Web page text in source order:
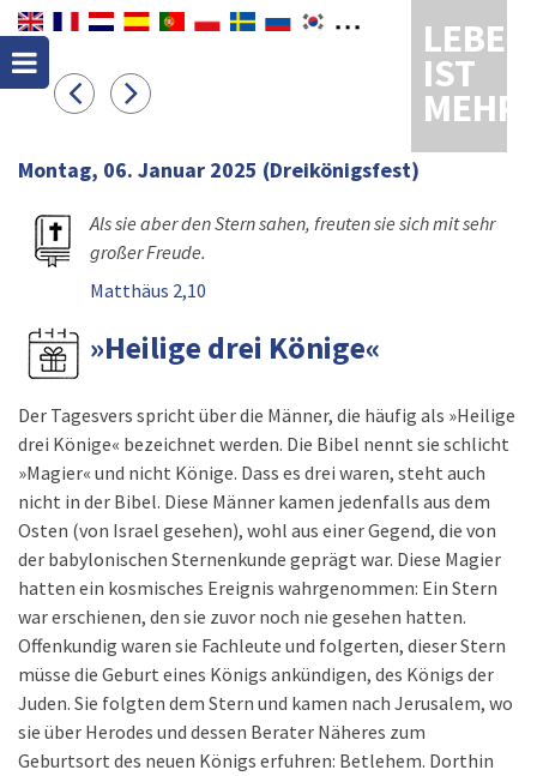
LEBEN
IST
MEHR
Montag, 06. Januar 2025 (Dreikönigsfest)
Als sie aber den Stern sahen, freuten sie sich mit sehr
großer Freude.
Matthäus 2,10
»Heilige drei Könige«
Der Tagesvers spricht über die Männer, die häufig als »Heilige
drei Könige« bezeichnet werden. Die Bibel nennt sie schlicht
»Magier« und nicht Könige. Dass es drei waren, steht auch
nicht in der Bibel. Diese Männer kamen jedenfalls aus dem
Osten (von Israel gesehen), wohl aus einer Gegend, die von
der babylonischen Sternenkunde geprägt war. Diese Magier
hatten ein kosmisches Ereignis wahrgenommen: Ein Stern
war erschienen, den sie zuvor noch nie gesehen hatten.
Offenkundig waren sie Fachleute und folgerten, dieser Stern
müsse die Geburt eines Königs ankündigen, des Königs der
Juden. Sie folgten dem Stern und kamen nach Jerusalem, wo
sie über Herodes und dessen Berater Näheres zum
Geburtsort des neuen Königs erfuhren: Betlehem. Dorthin